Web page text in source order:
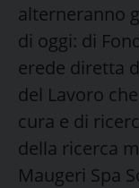
alterneranno
di oggi: di
erede diretta
del Lavoro
cura e di
della ricerca
Maugeri Spa